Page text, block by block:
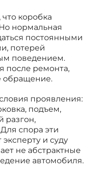
коробка
нормальная
постоянными
потерей
поведением.
после ремонта,
обращение.
проявления:
подъем,
разгон,
спора эти
и суду
не абстрактные
автомобиля.